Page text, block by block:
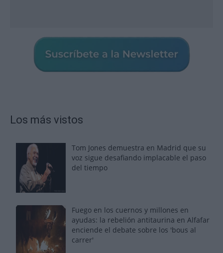
Los más vistos
Tom Jones demuestra en Madrid que su
voz sigue desafiando implacable el paso
del tiempo
Fuego en los cuernos y millones en
ayudas: la rebelión antitaurina en Alfafar
enciende el debate sobre los 'bous al
carrer'